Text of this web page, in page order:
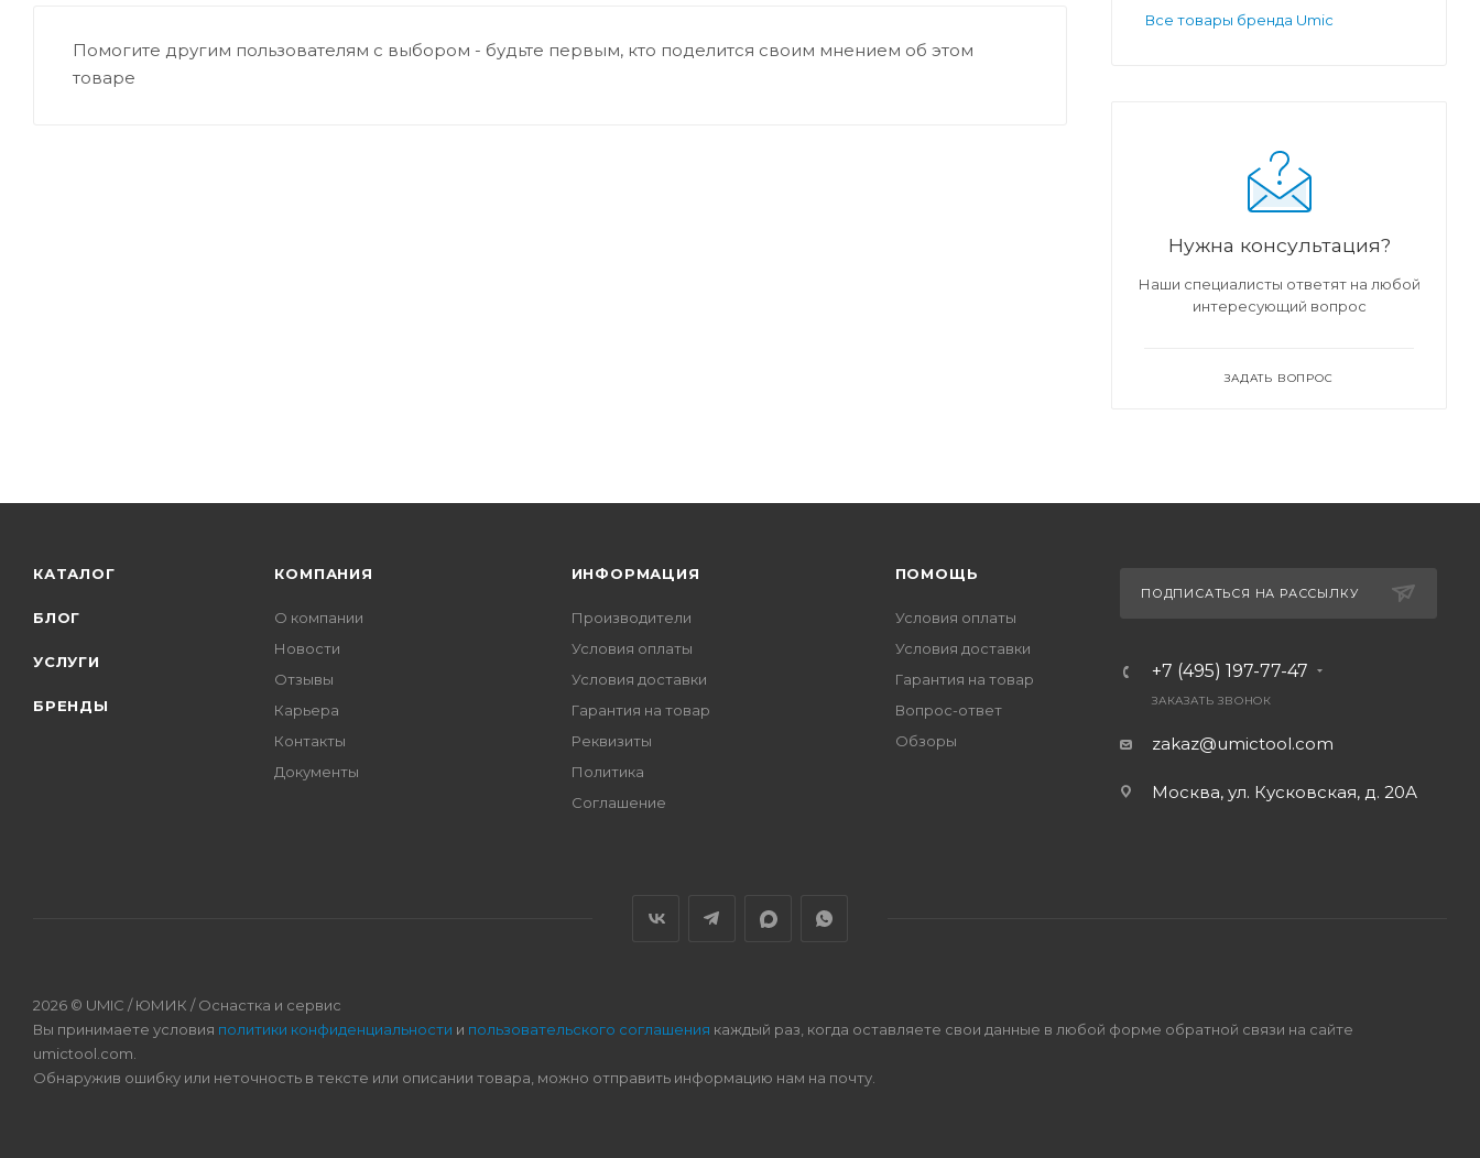
Помогите другим пользователям с выбором - будьте первым, кто поделится своим мнением об этом
товаре
Все товары бренда Umic
Нужна консультация?
Наши специалисты ответят на любой
интересующий вопрос
ЗАДАТЬ ВОПРОС
КАТАЛОГ
БЛОГ
УСЛУГИ
БРЕНДЫ
КОМПАНИЯ
О компании
Новости
Отзывы
Карьера
Контакты
Документы
ИНФОРМАЦИЯ
Производители
Условия оплаты
Условия доставки
Гарантия на товар
Реквизиты
Политика
Соглашение
ПОМОЩЬ
Условия оплаты
Условия доставки
Гарантия на товар
Вопрос-ответ
Обзоры
ПОДПИСАТЬСЯ НА РАССЫЛКУ
+7 (495) 197-77-47
ЗАКАЗАТЬ ЗВОНОК
zakaz@umictool.com
Москва, ул. Кусковская, д. 20А
2026 © UMIC / ЮМИК / Оснастка и сервис
Вы принимаете условия политики конфиденциальности и пользовательского соглашения каждый раз, когда оставляете свои данные в любой форме обратной связи на сайте
umictool.com.
Обнаружив ошибку или неточность в тексте или описании товара, можно отправить информацию нам на почту.